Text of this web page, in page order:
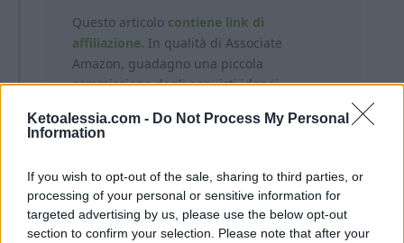
Ketoalessia.com - Do Not Process My Personal
Information
If you wish to opt-out of the sale, sharing to third parties, or
processing of your personal or sensitive information for
targeted advertising by us, please use the below opt-out
section to confirm your selection. Please note that after your
Questo articolo contiene link di
affiliazione. In qualità di Associate
Amazon, guadagno una piccola
commissione dagli acquisti idonei.
associate alla gestione di questo sito. Per